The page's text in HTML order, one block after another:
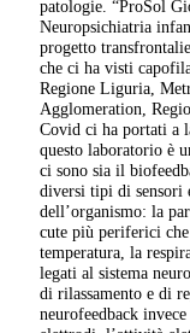
patologie. “ProSol
Neuropsichiatria
progetto
che ci ha visti
Regione Liguria,
Agglomeration,
Covid ci ha portati a
questo laboratorio è
ci sono sia il
diversi tipi di sensori
dell’organismo: la
cute più periferici
temperatura, la
legati al sistema
di rilassamento e di
neurofeedback